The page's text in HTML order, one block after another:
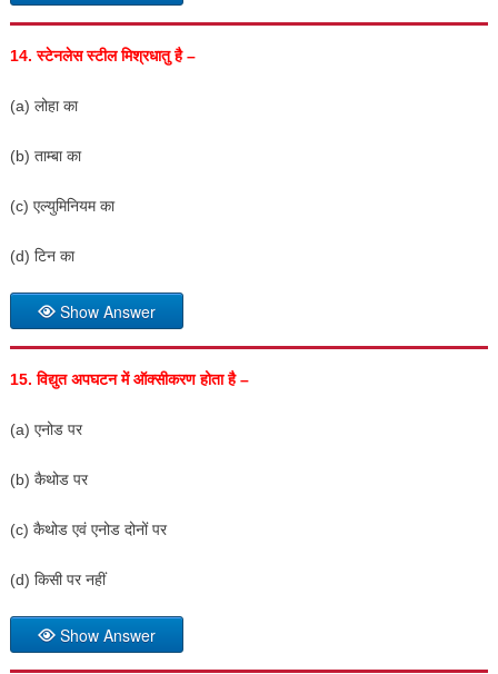
14.स्टेनलेस स्टील मिश्रधातु है –
(a) लोहा का
(b) ताम्बा का
(c) एल्युमिनियम का
(d) टिन का
Show Answer
15.विद्युत अपघटन में ऑक्सीकरण होता है –
(a) एनोड पर
(b) कैथोड पर
(c) कैथोड एवं एनोड दोनों पर
(d) किसी पर नहीं
Show Answer